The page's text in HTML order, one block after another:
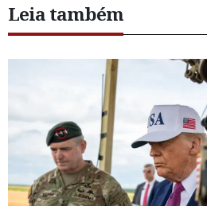
Leia também